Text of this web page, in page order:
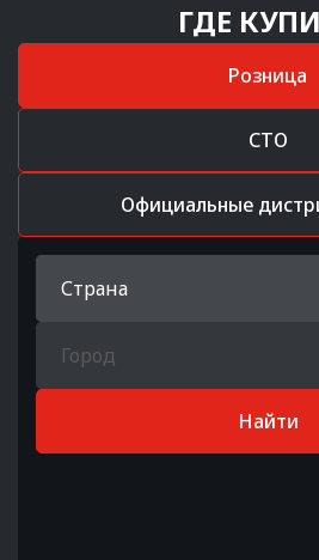
ГДЕ
Розница
СТО
Официальные
Страна
Город
Найти